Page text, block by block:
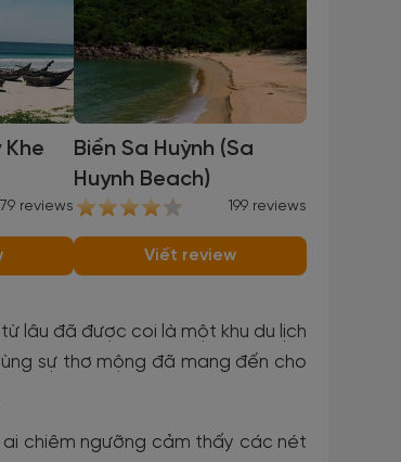
Khe
reviews
Biển Sa Huỳnh (Sa
Huynh Beach)
199 reviews
Viết review
lâu đã được coi là một khu du lịch
sự thơ mộng đã mang đến cho
ai chiêm ngưỡng cảm thấy các nét